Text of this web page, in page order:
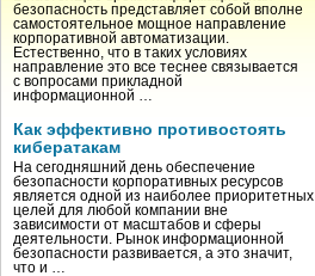
безопасность представляет собой вполне
самостоятельное мощное направление
корпоративной автоматизации.
Естественно, что в таких условиях
направление это все теснее связывается
с вопросами прикладной
информационной …
Как эффективно противостоять
кибератакам
На сегодняшний день обеспечение
безопасности корпоративных ресурсов
является одной из наиболее приоритетных
целей для любой компании вне
зависимости от масштабов и сферы
деятельности. Рынок информационной
безопасности развивается, а это значит,
что и …